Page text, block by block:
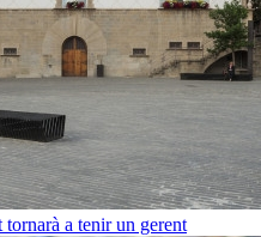
a tenir un gerent